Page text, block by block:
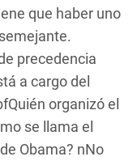
que haber uno
precedencia
a cargo del
organizó el
se llama el
Obama? nNo